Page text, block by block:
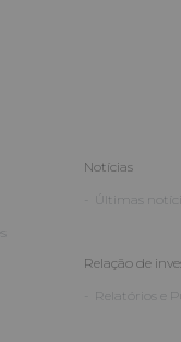
Notícias
Últimas
Relação de
Relatórios e